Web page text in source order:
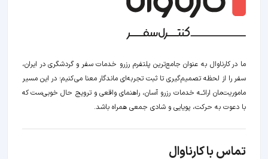
ما در کارناوال به عنوان جامع‌ترین پلتفرم رزرو خدمات سفر و گردشگری در ایران،
سفر را از لحظه‌ تصمیم‌گیری تا ثبت تجربه‌ای ماندگار معنا می‌کنیم؛ در این مسیر‍
ماموریت‌مان اراﺋــﻪ خدمات رزرو آسان، راهنمای واقعی و ترویج حال خوبی‌ست که
با دعوت به حرکت، پویایی و شادی جمعی همراه باشد.
تماس با کارناوال